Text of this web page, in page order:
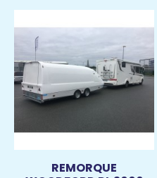
REMORQUE